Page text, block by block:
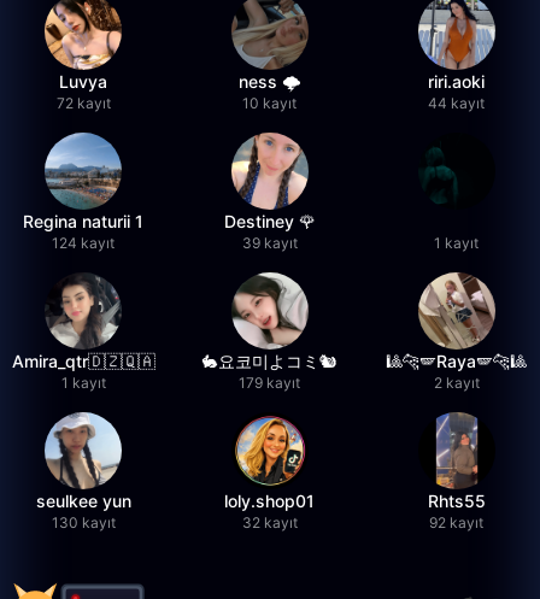
Luvya
72 kayıt
ness 🌩️
10 kayıt
riri.aoki
44 kayıt
Regina naturii 1
124 kayıt
Destiney 🌹
39 kayıt 1 kayıt
Amira_qtr🇩🇿🇶🇦
1 kayıt
🐇요코미よコミ🐿
179 kayıt
🎱🐆🪽Raya🪽🐆🎱
2 kayıt
seulkee yun
130 kayıt
loly.shop01
32 kayıt
Rhts55
92 kayıt